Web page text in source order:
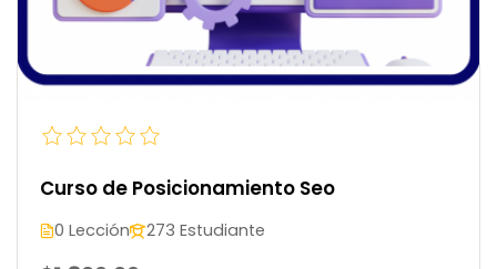
Curso de Posicionamiento Seo
0 Lección 273 Estudiante